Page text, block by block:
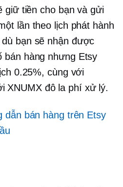
giữ tiền cho bạn và gửi
lần theo lịch phát hành
bạn sẽ nhận được
bán hàng nhưng Etsy
0.25%, cùng với
XNUMX đô la phí xử lý.
dẫn bán hàng trên Etsy